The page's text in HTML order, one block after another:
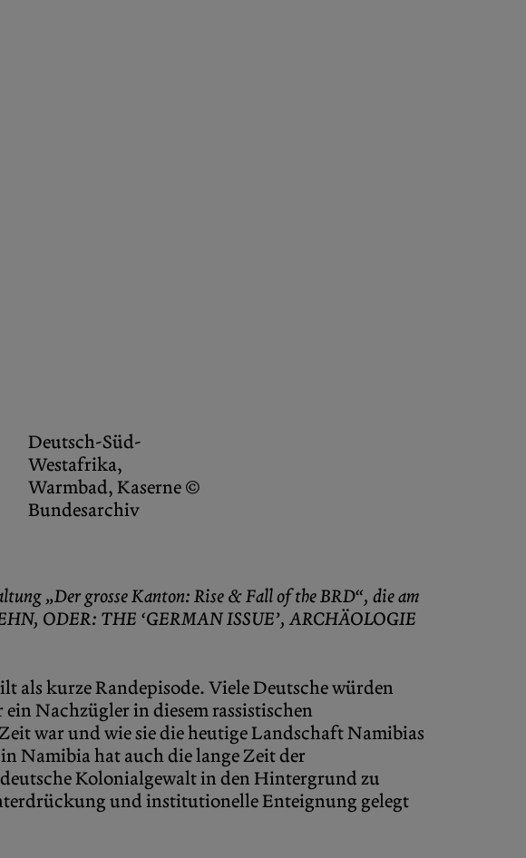
Deutsch-Süd-
Westafrika,
Warmbad, Kaserne ©
Bundesarchiv
„Der grosse Kanton: Rise & Fall of the BRD“, die am
ODER: THE ‘GERMAN ISSUE’,ARCHÄOLOGIE
kurze Randepisode. Viele Deutsche würden
Nachzügler in diesem rassistischen
war und wie sie die heutige Landschaft Namibias
Namibia hat auch die lange Zeit der
Kolonialgewalt in den Hintergrund zu
und institutionelle Enteignung gelegt